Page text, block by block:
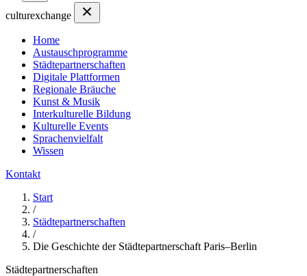
culturexchange
Home
Austauschprogramme
Städtepartnerschaften
Digitale Plattformen
Regionale Bräuche
Kunst & Musik
Interkulturelle Bildung
Kulturelle Events
Sprachenvielfalt
Wissen
Kontakt
Start
/
Städtepartnerschaften
/
Die Geschichte der Städtepartnerschaft Paris–Berlin
Städtepartnerschaften